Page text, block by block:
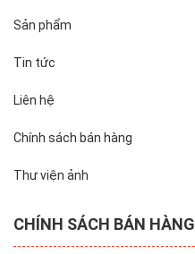
Sản phẩm
Tin tức
Liên hệ
Chính sách bán hàng
Thư viện ảnh
CHÍNH SÁCH BÁN HÀNG